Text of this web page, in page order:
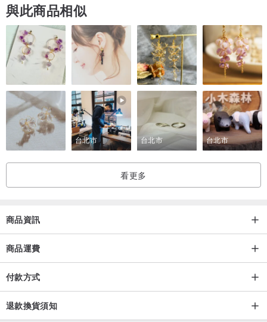
然後用間尺去量度細線長度
▫️注意事項 ▫️
•實物可能因拍攝光線和螢幕顏色顯示不同，而會有些許色差。
•純天然礦石 及 水晶 因形成的環境造成每顆顏色紋理皆不相同，也有
些許裂紋小瑕疵、凹凸 及小黑點的可能， 因而無法 100% 和商品圖
一模一樣，但製作時每顆材料皆會用心挑選來製作，完美主義者請確
定能接受再下單喔。
•不可接觸化學物質，沖涼、游水、運動、睡覺及做家務等不適合的情
況，請取下避免因環境造成傷害
•不要遇熱及高溫曝曬，陽光下外出後不要直接沖冷水，避免造成水晶
•除下應放入消磁盒 或 水晶袋，應注意碰撞或磨損
與此商品相似
台北市 台北市 台北市
看更多
商品資訊
商品運費
付款方式
退款換貨須知